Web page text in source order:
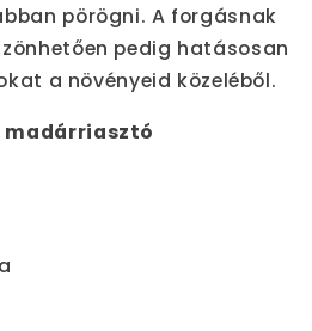
pörögni. A forgásnak
pedig hatásosan
a növényeid közeléből.
madárriasztó